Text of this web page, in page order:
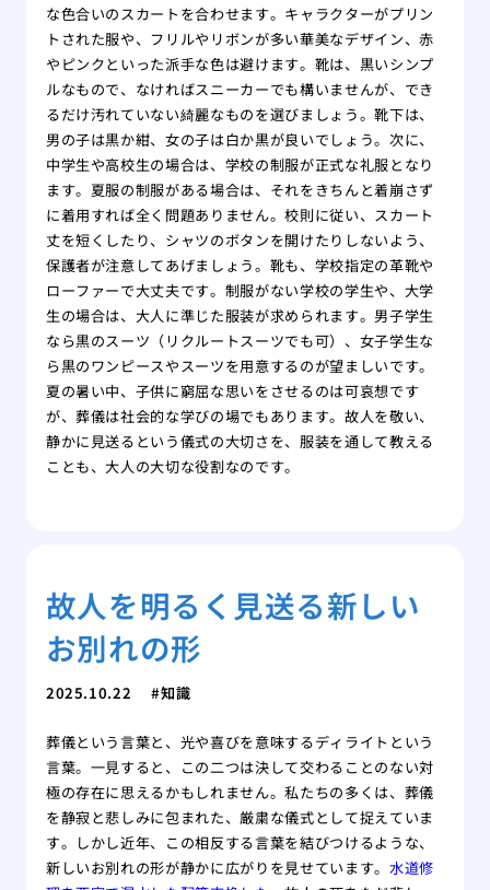
な色合いのスカートを合わせます。キャラクターがプリン
トされた服や、フリルやリボンが多い華美なデザイン、赤
やピンクといった派手な色は避けます。靴は、黒いシンプ
ルなもので、なければスニーカーでも構いませんが、でき
るだけ汚れていない綺麗なものを選びましょう。靴下は、
男の子は黒か紺、女の子は白か黒が良いでしょう。次に、
中学生や高校生の場合は、学校の制服が正式な礼服となり
ます。夏服の制服がある場合は、それをきちんと着崩さず
に着用すれば全く問題ありません。校則に従い、スカート
丈を短くしたり、シャツのボタンを開けたりしないよう、
保護者が注意してあげましょう。靴も、学校指定の革靴や
ローファーで大丈夫です。制服がない学校の学生や、大学
生の場合は、大人に準じた服装が求められます。男子学生
なら黒のスーツ（リクルートスーツでも可）、女子学生な
ら黒のワンピースやスーツを用意するのが望ましいです。
夏の暑い中、子供に窮屈な思いをさせるのは可哀想です
が、葬儀は社会的な学びの場でもあります。故人を敬い、
静かに見送るという儀式の大切さを、服装を通して教える
ことも、大人の大切な役割なのです。
故人を明るく見送る新しい
お別れの形
2025.10.22 知識
葬儀という言葉と、光や喜びを意味するディライトという
言葉。一見すると、この二つは決して交わることのない対
極の存在に思えるかもしれません。私たちの多くは、葬儀
を静寂と悲しみに包まれた、厳粛な儀式として捉えていま
す。しかし近年、この相反する言葉を結びつけるような、
新しいお別れの形が静かに広がりを見せています。 水道修